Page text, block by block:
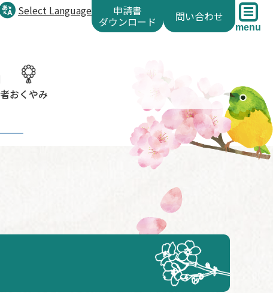
Select Language
申請書
ダウンロード 問い合わせ
menu
おくやみ